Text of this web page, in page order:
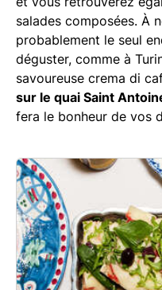
salades composées. À
probablement le seul
déguster, comme à
savoureuse crema di
sur le quai Saint
fera le bonheur de vos